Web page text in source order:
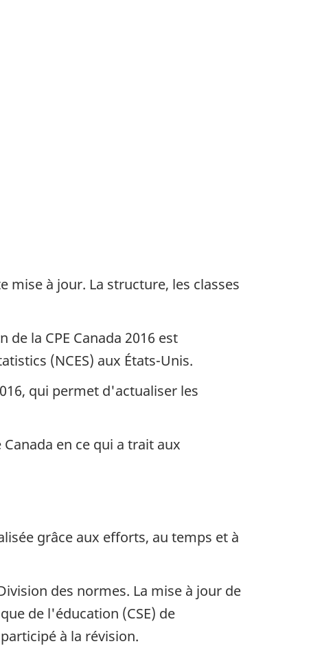
mise à jour. La structure, les classes
la CPE Canada 2016 est
(NCES) aux États-Unis.
qui permet d'actualiser les
en ce qui a trait aux
grâce aux efforts, au temps et à
des normes. La mise à jour de
de l'éducation (CSE) de
à la révision.